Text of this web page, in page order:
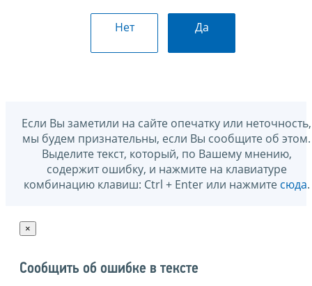
Нет Да
Если Вы заметили на сайте опечатку или неточность,
мы будем признательны, если Вы сообщите об этом.
Выделите текст, который, по Вашему мнению,
содержит ошибку, и нажмите на клавиатуре
комбинацию клавиш: Ctrl + Enter или нажмите сюда.
×
Сообщить об ошибке в тексте